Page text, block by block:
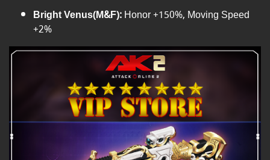
Bright Venus(M&F):Honor +150%, Moving Speed
+2%